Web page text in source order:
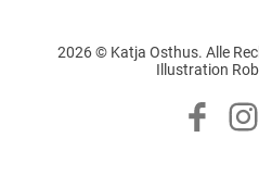
2026 © Katja Osthus. Alle
Illustration